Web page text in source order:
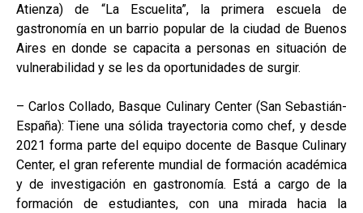
Atienza) de “La Escuelita”, la primera escuela de
gastronomía en un barrio popular de la ciudad de Buenos
Aires en donde se capacita a personas en situación de
vulnerabilidad y se les da oportunidades de surgir.
– Carlos Collado, Basque Culinary Center (San Sebastián-
España): Tiene una sólida trayectoria como chef, y desde
2021 forma parte del equipo docente de Basque Culinary
Center, el gran referente mundial de formación académica
y de investigación en gastronomía. Está a cargo de la
formación de estudiantes, con una mirada hacia la